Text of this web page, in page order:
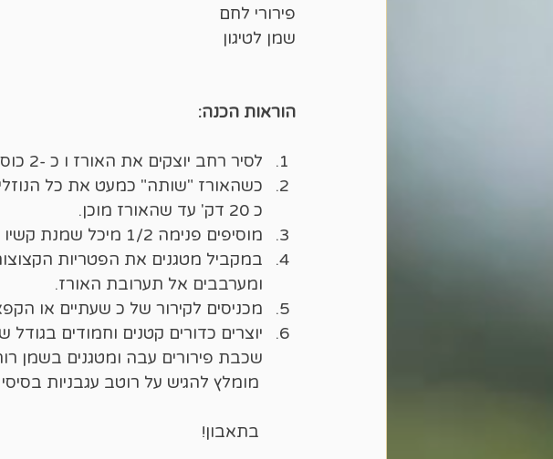
פירורי לחם
שמן לטיגון
הוראות הכנה:
לסיר רחב יוצקים את האורז ו כ -2 כוסות מציר הירקות, מביאים לרתיחה תוך ערבוב בכף עץ.
כשהאורז "שותה" כמעט את כל
כ 20 דק' עד שהאורז מוכן.
מוסיפים פנימה 1/2 מיכל שמנת קשיו ארטישוק ומערבבים.
ומערבבים אל תערובת האורז.
מכניסים לקירור של כ שעתיים או הקפאה של כ 20 דק' כדי
יוצרים כדורים קטנים וחמודים בגודל
שכבת פירורים עבה ומטגנים בשמן